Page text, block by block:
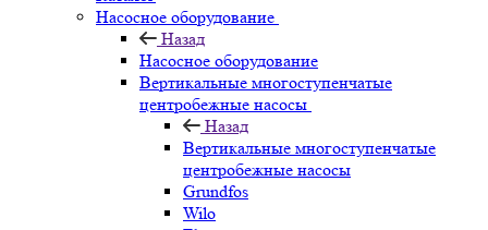
Насосное оборудование
Назад
Насосное оборудование
Вертикальные многоступенчатые
центробежные насосы
Назад
Вертикальные многоступенчатые
центробежные насосы
Grundfos
Wilo